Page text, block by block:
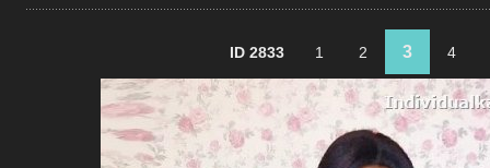
ID 2833 1 2 3 4